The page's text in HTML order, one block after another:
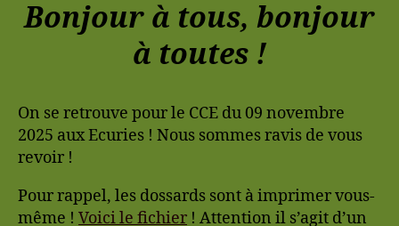
Bonjour à tous, bonjour
à toutes !
On se retrouve pour le CCE du 09 novembre
2025 aux Ecuries ! Nous sommes ravis de vous
revoir !
Pour rappel, les dossards sont à imprimer vous-
même ! Voici le fichier ! Attention il s’agit d’un